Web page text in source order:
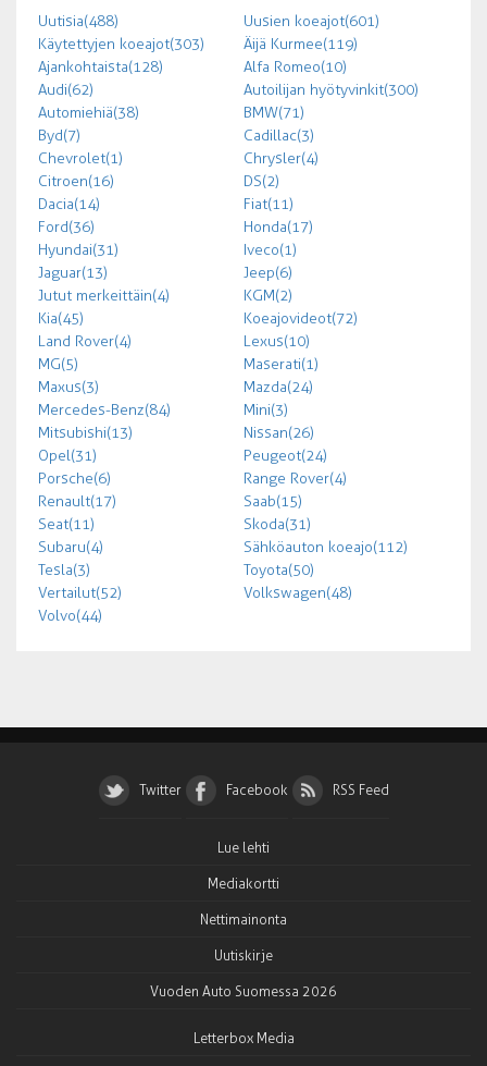
Uutisia (488)
Uusien koeajot (601)
Käytettyjen koeajot (303)
Äijä Kurmee (119)
Ajankohtaista (128)
Alfa Romeo (10)
Audi (62)
Autoilijan hyötyvinkit (300)
Automiehiä (38)
BMW (71)
Byd (7)
Cadillac (3)
Chevrolet (1)
Chrysler (4)
Citroen (16)
DS (2)
Dacia (14)
Fiat (11)
Ford (36)
Honda (17)
Hyundai (31)
Iveco (1)
Jaguar (13)
Jeep (6)
Jutut merkeittäin (4)
KGM (2)
Kia (45)
Koeajovideot (72)
Land Rover (4)
Lexus (10)
MG (5)
Maserati (1)
Maxus (3)
Mazda (24)
Mercedes-Benz (84)
Mini (3)
Mitsubishi (13)
Nissan (26)
Opel (31)
Peugeot (24)
Porsche (6)
Range Rover (4)
Renault (17)
Saab (15)
Seat (11)
Skoda (31)
Subaru (4)
Sähköauton koeajo (112)
Tesla (3)
Toyota (50)
Vertailut (52)
Volkswagen (48)
Volvo (44)
Twitter Facebook RSS Feed
Lue lehti
Mediakortti
Nettimainonta
Uutiskirje
Vuoden Auto Suomessa 2026
Letterbox Media